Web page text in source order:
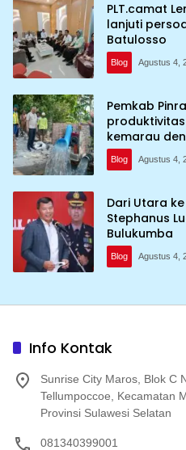
PLT.camat
lanjuti
Batulosso
Blog Agustus 4,
Pemkab
kemarau
program
Blog Agustus 4,
Dari Utara ke
Stephanus
Bulukumba
Blog Agustus 4,
Info Kontak
Sunrise City Maros, Blok C
Tellumpoccoe, Kecamatan
Provinsi Sulawesi Selatan
081340399001